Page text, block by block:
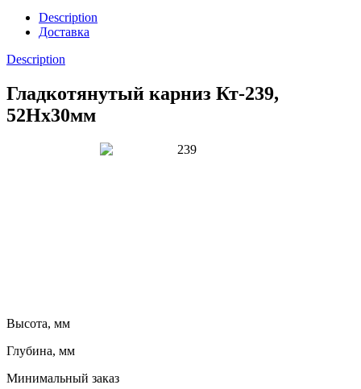
Description
Доставка
Description
Гладкотянутый карниз Кт-239,
52Hx30мм
Высота, мм
Глубина, мм
Минимальный заказ